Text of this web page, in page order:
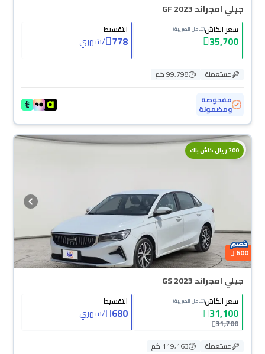
جيلي امجراند GF 2023
سعر الكاش(شامل الضريبة)
35,700
التقسيط
778
/شهري
مستعملة
99,798 كم
مفحوصة
ومضمونة
700 ريال كاش باك
600
جيلي امجراند GS 2023
سعر الكاش(شامل الضريبة)
31,100
31,700
التقسيط
680
/شهري
مستعملة
119,163 كم